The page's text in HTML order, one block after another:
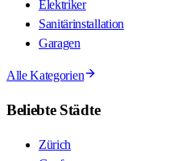
Elektriker
Sanitärinstallation
Garagen
Alle Kategorien
Beliebte Städte
Zürich